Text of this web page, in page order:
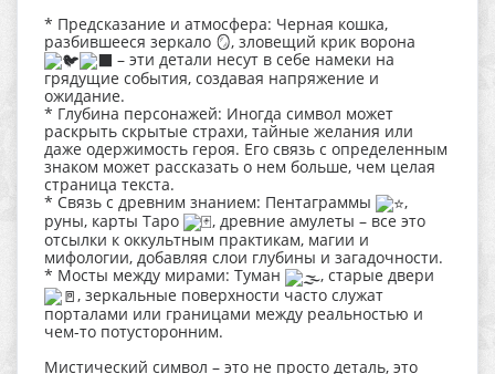
* Предсказание и атмосфера: Черная кошка,
разбившееся зеркало 🪞, зловещий крик ворона
– эти детали несут в себе намеки на
грядущие события, создавая напряжение и
ожидание.
* Глубина персонажей: Иногда символ может
раскрыть скрытые страхи, тайные желания или
даже одержимость героя. Его связь с определенным
знаком может рассказать о нем больше, чем целая
страница текста.
* Связь с древним знанием: Пентаграммы
️,
руны, карты Таро
, древние амулеты – все это
отсылки к оккультным практикам, магии и
мифологии, добавляя слои глубины и загадочности.
* Мосты между мирами: Туман
, старые двери
, зеркальные поверхности часто служат
порталами или границами между реальностью и
чем-то потусторонним.
Мистический символ – это не просто деталь, это